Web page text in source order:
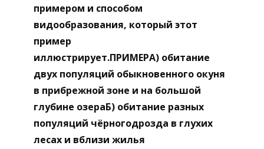
примером и способом
видообразования, который этот
пример
иллюстрирует.ПРИМЕРА) обитание
двух популяций обыкновенного окуня
в прибрежной зоне и на большой
глубине озераБ) обитание разных
популяций чёрногодрозда в глухих
лесах и вблизи жилья